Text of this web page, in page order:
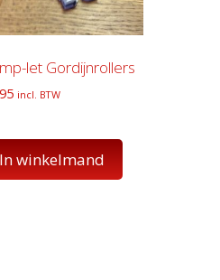
let Gordijnrollers
incl. BTW
In winkelmand